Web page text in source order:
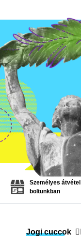
Személyes átvétel
boltunkban
Jogi cuccok